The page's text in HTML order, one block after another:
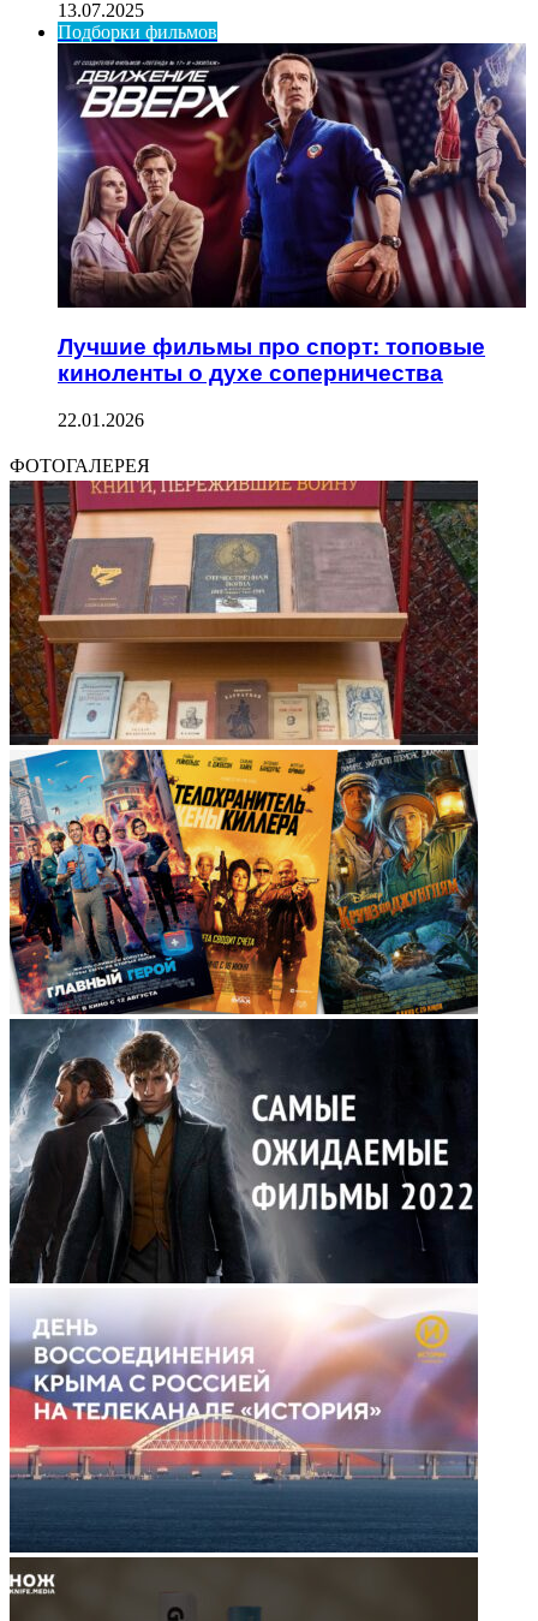
13.07.2025
Подборки фильмов
Лучшие фильмы про спорт: топовые
киноленты о духе соперничества
22.01.2026
ФОТОГАЛЕРЕЯ